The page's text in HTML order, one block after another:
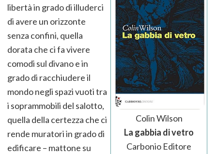
Colin Wilson
La gabbia di vetro
Carbonio Editore
libertà in grado di illuderci
di avere un orizzonte
senza confini, quella
dorata che ci fa vivere
comodi sul divano e in
grado di racchiudere il
mondo negli spazi vuoti tra
i soprammobili del salotto,
quella della certezza che ci
rende muratori in grado di
edificare – mattone su